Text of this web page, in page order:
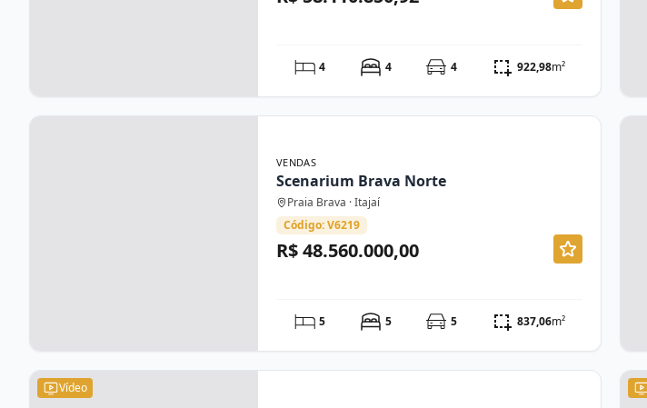
4 4 4 922,98m²
VENDAS
Scenarium Brava Norte
Praia Brava · Itajaí
Código: V6219
R$ 48.560.000,00
5 5 5 837,06m²
Vídeo